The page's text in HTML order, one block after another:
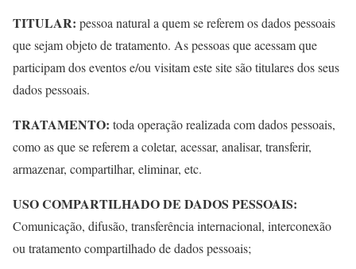
TITULAR: pessoa natural a quem se referem os dados pessoais
que sejam objeto de tratamento. As pessoas que acessam que
participam dos eventos e/ou visitam este site são titulares dos seus
dados pessoais.
TRATAMENTO: toda operação realizada com dados pessoais,
como as que se referem a coletar, acessar, analisar, transferir,
armazenar, compartilhar, eliminar, etc.
USO COMPARTILHADO DE DADOS PESSOAIS:
Comunicação, difusão, transferência internacional, interconexão
ou tratamento compartilhado de dados pessoais;